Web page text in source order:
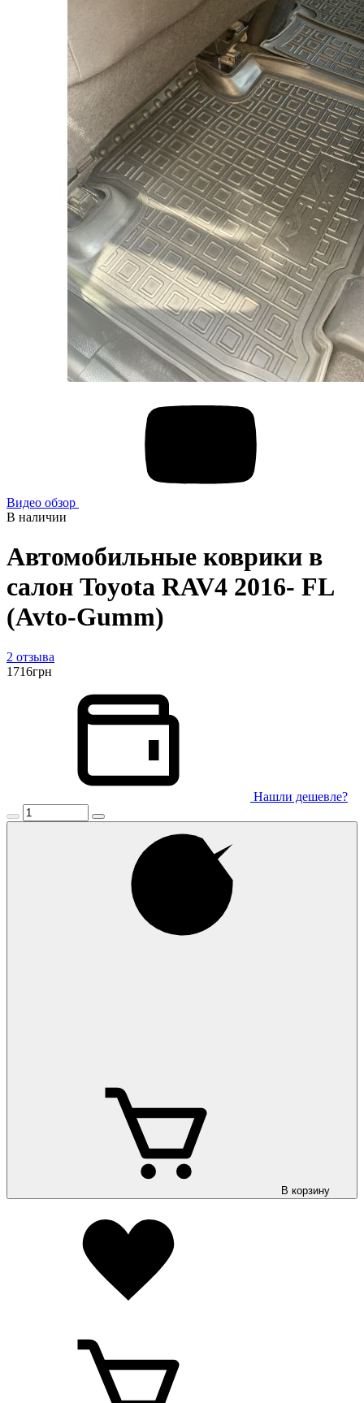
Видео обзор
В наличии
Автомобильные коврики в
салон Toyota RAV4 2016- FL
(Avto-Gumm)
2 отзыва
1716грн
Нашли дешевле?
В корзину